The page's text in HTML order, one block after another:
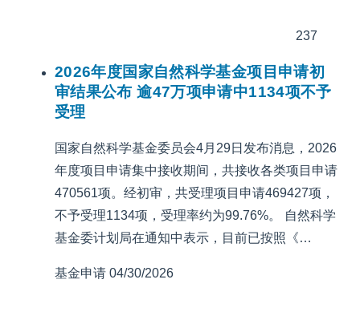
237
2026年度国家自然科学基金项目申请初
审结果公布 逾47万项申请中1134项不予
受理
国家自然科学基金委员会4月29日发布消息，2026
年度项目申请集中接收期间，共接收各类项目申请
470561项。经初审，共受理项目申请469427项，
不予受理1134项，受理率约为99.76%。 自然科学
基金委计划局在通知中表示，目前已按照《…
基金申请 04/30/2026